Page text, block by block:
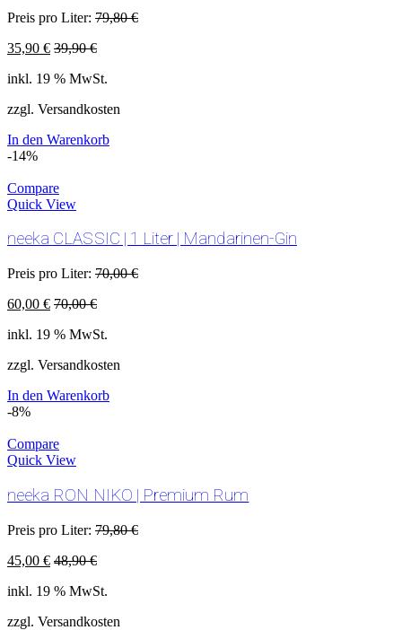
Preis pro Liter: 79,80€
35,90 € 39,90€
inkl. 19 % MwSt.
zzgl. Versandkosten
In den Warenkorb
-14%
Compare
Quick View
neeka CLASSIC | 1 Liter | Mandarinen-Gin
Preis pro Liter: 70,00€
60,00 € 70,00€
inkl. 19 % MwSt.
zzgl. Versandkosten
In den Warenkorb
-8%
Compare
Quick View
neeka RON NIKO | Premium Rum
Preis pro Liter: 79,80€
45,00 € 48,90€
inkl. 19 % MwSt.
zzgl. Versandkosten